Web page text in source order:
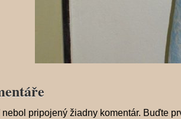
pripojený žiadny komentár. Buďte